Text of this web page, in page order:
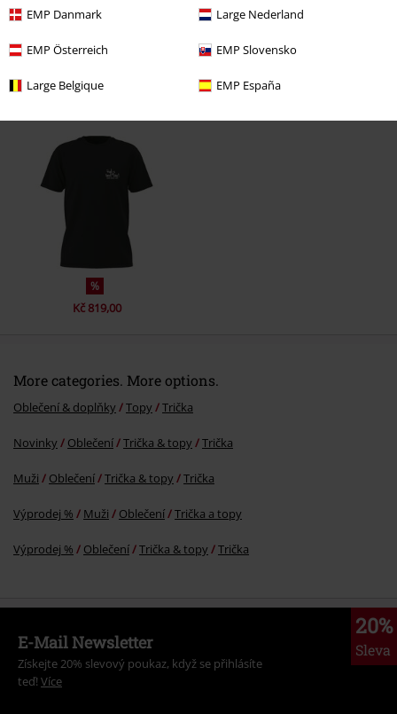
EMP Danmark Large Nederland
EMP Österreich EMP Slovensko
Large Belgique EMP España
%
Kč 819,00
More categories. More options.
Oblečení & doplňky Topy Trička
Novinky Oblečení Trička & topy Trička
Muži Oblečení Trička & topy Trička
Výprodej % Muži Oblečení Trička a topy
Výprodej % Oblečení Trička & topy Trička
20%
Sleva
E-Mail Newsletter
Získejte 20% slevový poukaz, když se přihlásíte
teď! Více